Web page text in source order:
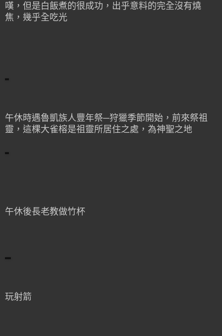
嘆，但是白飯煮的很成功，出乎意料的完全沒有燒
焦，幾乎全吃光
午休時遇魯凱族人豐年祭─狩獵季節開始，前來祭祖
靈，這棵大雀榕是祖靈所居住之處，為神聖之地
午休後長老教做竹杯
玩射箭